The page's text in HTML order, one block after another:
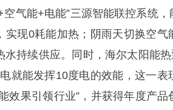
空气能+电能”三源智能联控系统，
实现0耗能加热；阴雨天切换空气
水持续供应。同时，海尔太阳能
就能发挥10度电的效能，这一
效果引领行业”，并获得年度产